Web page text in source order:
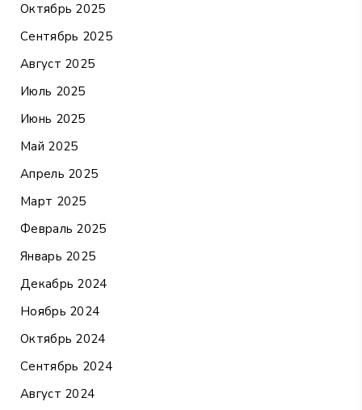
Октябрь 2025
Сентябрь 2025
Август 2025
Июль 2025
Июнь 2025
Май 2025
Апрель 2025
Март 2025
Февраль 2025
Январь 2025
Декабрь 2024
Ноябрь 2024
Октябрь 2024
Сентябрь 2024
Август 2024